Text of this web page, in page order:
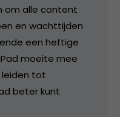
om alle content
en wachttijden
een heftige
moeite mee
leiden tot
beter kunt